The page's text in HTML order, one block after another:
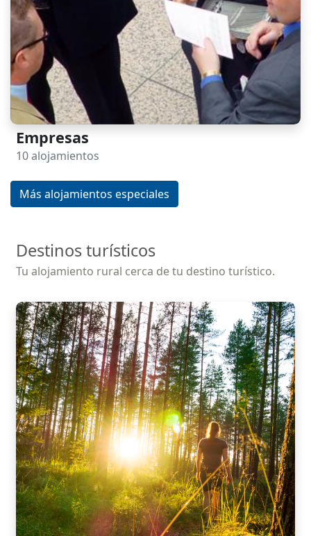
Empresas
10 alojamientos
Más alojamientos especiales
Destinos turísticos
Tu alojamiento rural cerca de tu destino turístico.